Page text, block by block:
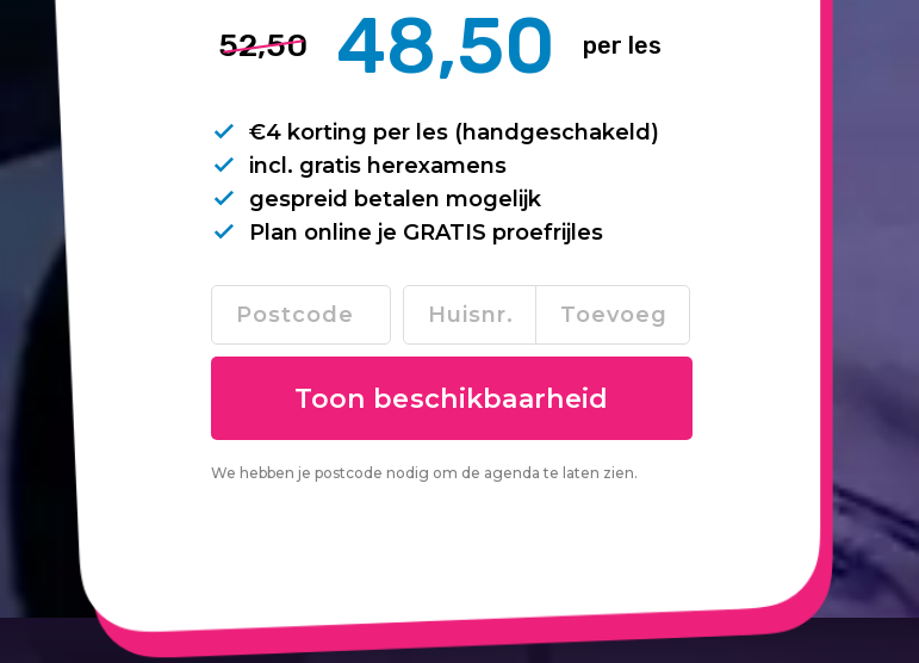
52,50 48,50 per les
€4 korting per les (handgeschakeld)
incl. gratis herexamens
gespreid betalen mogelijk
Plan online je GRATIS proefrijles
We hebben je postcode nodig om de agenda te laten zien.